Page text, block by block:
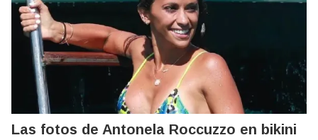
Las fotos de Antonela Roccuzzo en bikini